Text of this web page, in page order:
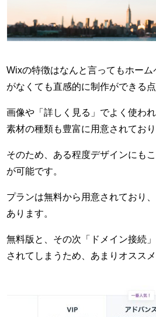
Wixの特徴はなんと言ってもホー
がなくても直感的に制作ができる点
画像や「詳しく見る」でよく使わ
素材の種類も豊富に用意されており
そのため、ある程度デザインにも
が可能です。
プランは無料から用意されており
あります。
無料版と、その次「ドメイン接続
されてしまうため、あまりオススメ